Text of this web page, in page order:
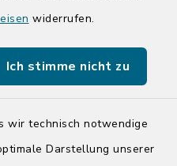
widerrufen.
Ich stimme nicht zu
wir technisch notwendige
Darstellung unserer
Bad Segeberg